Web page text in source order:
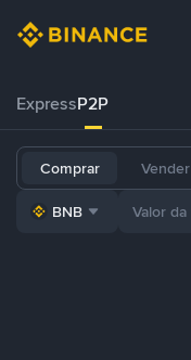
ExpressP2P
Comprar Vender
BNB